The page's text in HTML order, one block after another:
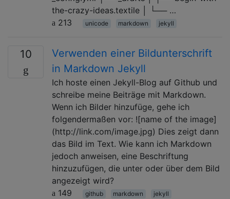
the-crazy-ideas.textile │ └── …
213
unicode markdown jekyll
10
Verwenden einer Bildunterschrift
in Markdown Jekyll
Ich hoste einen Jekyll-Blog auf Github und
schreibe meine Beiträge mit Markdown.
Wenn ich Bilder hinzufüge, gehe ich
folgendermaßen vor: ![name of the image]
(http://link.com/image.jpg) Dies zeigt dann
das Bild im Text. Wie kann ich Markdown
jedoch anweisen, eine Beschriftung
hinzuzufügen, die unter oder über dem Bild
angezeigt wird?
149
github markdown jekyll